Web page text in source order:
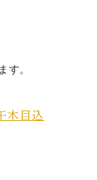
す。
木目込